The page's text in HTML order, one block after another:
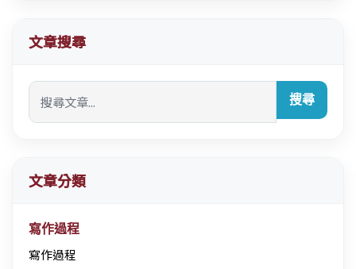
文章搜尋
搜尋
文章分類
寫作過程
寫作過程